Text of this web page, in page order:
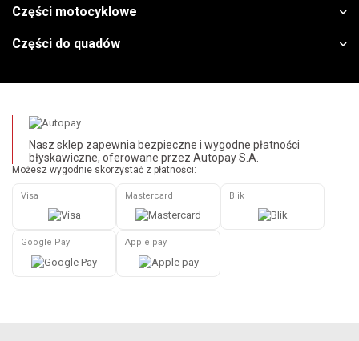
Części motocyklowe
Części do quadów
Nasz sklep zapewnia bezpieczne i wygodne płatności
błyskawiczne, oferowane przez Autopay S.A.
Możesz wygodnie skorzystać z płatności:
Visa Mastercard Blik
Google Pay Apple pay